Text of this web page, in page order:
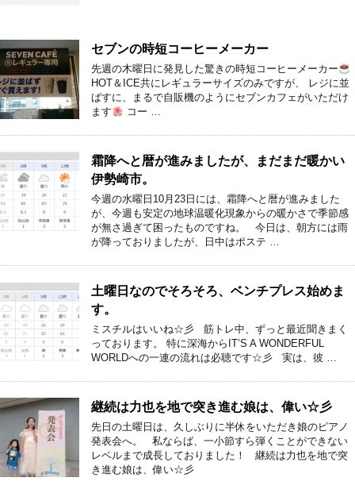
セブンの時短コーヒーメーカー
先週の木曜日に発見した驚きの時短コーヒーメーカー
HOT＆ICE共にレギュラーサイズのみですが、 レジに並
ばすに、まるで自販機のようにセブンカフェがいただけ
ます
コー …
霜降へと暦が進みましたが、まだまだ暖かい
伊勢崎市。
今週の水曜日10月23日には、霜降へと暦が進みました
が、今週も安定の地球温暖化現象からの暖かさで季節感
が無さ過ぎて困ったものですね。 今日は、朝方には雨
が降っておりましたが、日中はポステ …
土曜日なのでそろそろ、ベンチプレス始めま
す。
ミスチルはいいね☆彡 筋トレ中、ずっと最近聞きまく
っております。 特に深海からIT’S A WONDERFUL
WORLDへの一連の流れは必聴です☆彡 実は、彼 …
継続は力也を地で突き進む娘は、偉い☆彡
先日の土曜日は、久しぶりに半休をいただき娘のピアノ
発表会へ。 私ならば、一小節すら弾くことができない
レベルまで成長しておりました！ 継続は力也を地で突
き進む娘は、偉い☆彡